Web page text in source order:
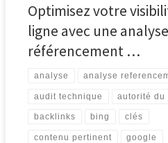
Optimisez votre
ligne avec une
référencement …
analyse analyse
audit technique autorité du
backlinks bing clés
contenu pertinent google